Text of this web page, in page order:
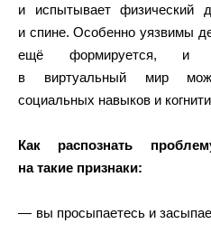
и испытывает физический
и спине. Особенно уязвимы
ещё формируется, и
в виртуальный мир
социальных навыков и
Как распознать
на такие признаки:
вы просыпаетесь и